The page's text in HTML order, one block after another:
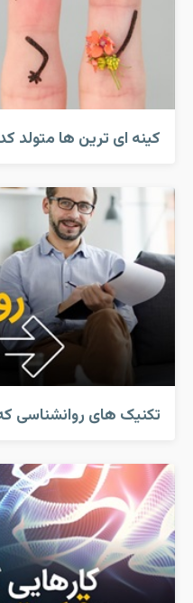
کینه ای ترین ها متولد
تکنیک های روانشناسی